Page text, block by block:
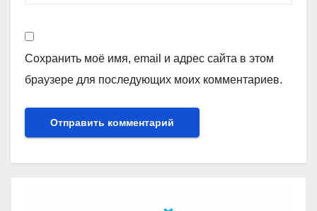
Сохранить моё имя, email и адрес сайта в этом
браузере для последующих моих комментариев.